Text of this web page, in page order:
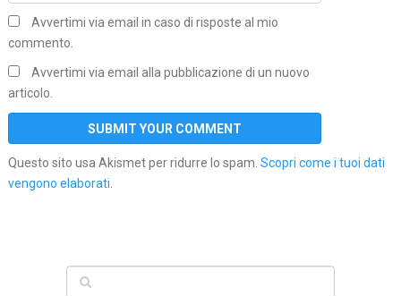
Avvertimi via email in caso di risposte al mio
commento.
Avvertimi via email alla pubblicazione di un nuovo
articolo.
Questo sito usa Akismet per ridurre lo spam. Scopri come i tuoi dati
vengono elaborati